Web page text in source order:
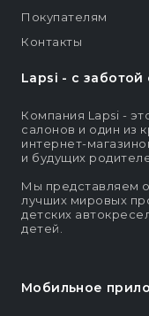
Lapsi - c
Компания Lapsi -
салонов и один из
интернет-
и будущих
Мы представляем
лучших мировых
детских
детей.
Мобильное
Покупателям
Контакты